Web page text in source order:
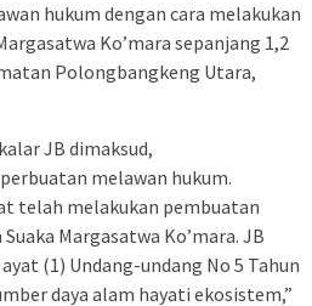
hukum dengan cara melakukan
Ko’mara sepanjang 1,2
Polongbangkeng Utara,
JB dimaksud,
melawan hukum.
telah melakukan pembuatan
Margasatwa Ko’mara. JB
(1) Undang-undang No 5 Tahun
daya alam hayati ekosistem,”